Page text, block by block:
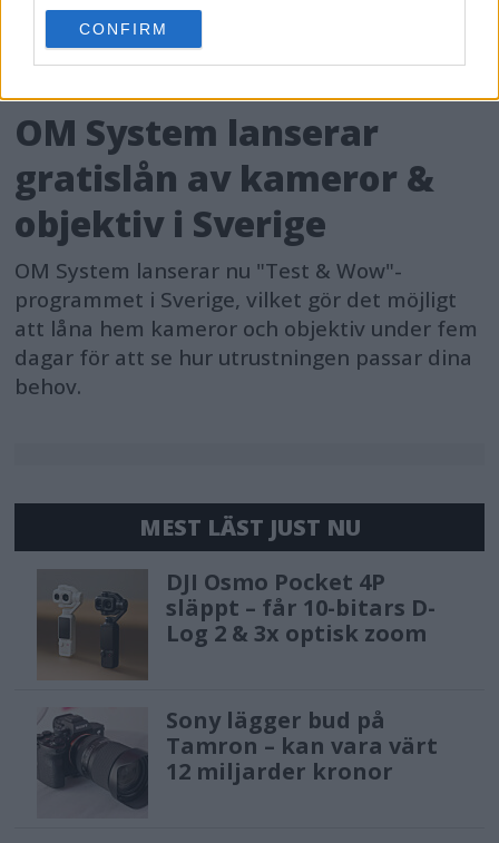
use your data for below specified purposes in below Google
consent section.
CONFIRM
OM System lanserar
gratislån av kameror &
objektiv i Sverige
OM System lanserar nu "Test & Wow"-
programmet i Sverige, vilket gör det möjligt
att låna hem kameror och objektiv under fem
dagar för att se hur utrustningen passar dina
behov.
MEST LÄST JUST NU
DJI Osmo Pocket 4P
släppt – får 10-bitars D-
Log 2 & 3x optisk zoom
Sony lägger bud på
Tamron – kan vara värt
12 miljarder kronor